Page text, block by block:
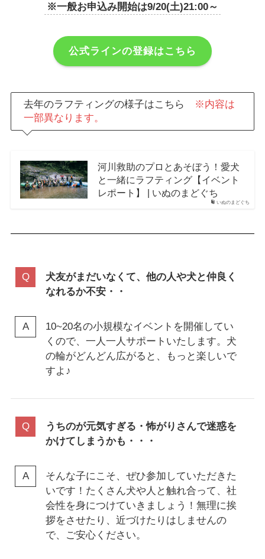
※一般お申込み開始は9/20(土)21:00～
公式ラインの登録はこちら
去年のラフティングの様子はこちら ※内容は
一部異なります。
いぬのまどぐち
河川救助のプロとあそぼう！愛犬
と一緒にラフティング【イベント
レポート】 | いぬのまどぐち
犬友がまだいなくて、他の人や犬と仲良く
なれるか不安・・
10~20名の小規模なイベントを開催してい
くので、一人一人サポートいたします。犬
の輪がどんどん広がると、もっと楽しいで
すよ♪
うちのが元気すぎる・怖がりさんで迷惑を
かけてしまうかも・・・
そんな子にこそ、ぜひ参加していただきた
いです！たくさん犬や人と触れ合って、社
会性を身につけていきましょう！無理に挨
拶をさせたり、近づけたりはしませんの
で、ご安心ください。